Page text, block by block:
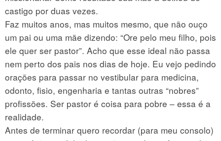
castigo por duas vezes.
Faz muitos anos, mas muitos mesmo, que não ouço
um pai ou uma mãe dizendo: “Ore pelo meu filho, pois
ele quer ser pastor”. Acho que esse ideal não passa
nem perto dos pais nos dias de hoje. Eu vejo pedindo
orações para passar no vestibular para medicina,
odonto, fisio, engenharia e tantas outras “nobres”
profissões. Ser pastor é coisa para pobre – essa é a
realidade.
Antes de terminar quero recordar (para meu consolo)